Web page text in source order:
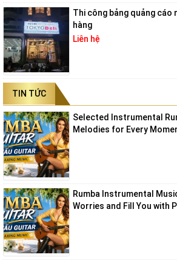
Thi công bảng quảng cáo
hàng
Liên hệ
TIN TỨC
Selected Instrumental
Melodies for Every
Rumba Instrumental
Worries and Fill You with